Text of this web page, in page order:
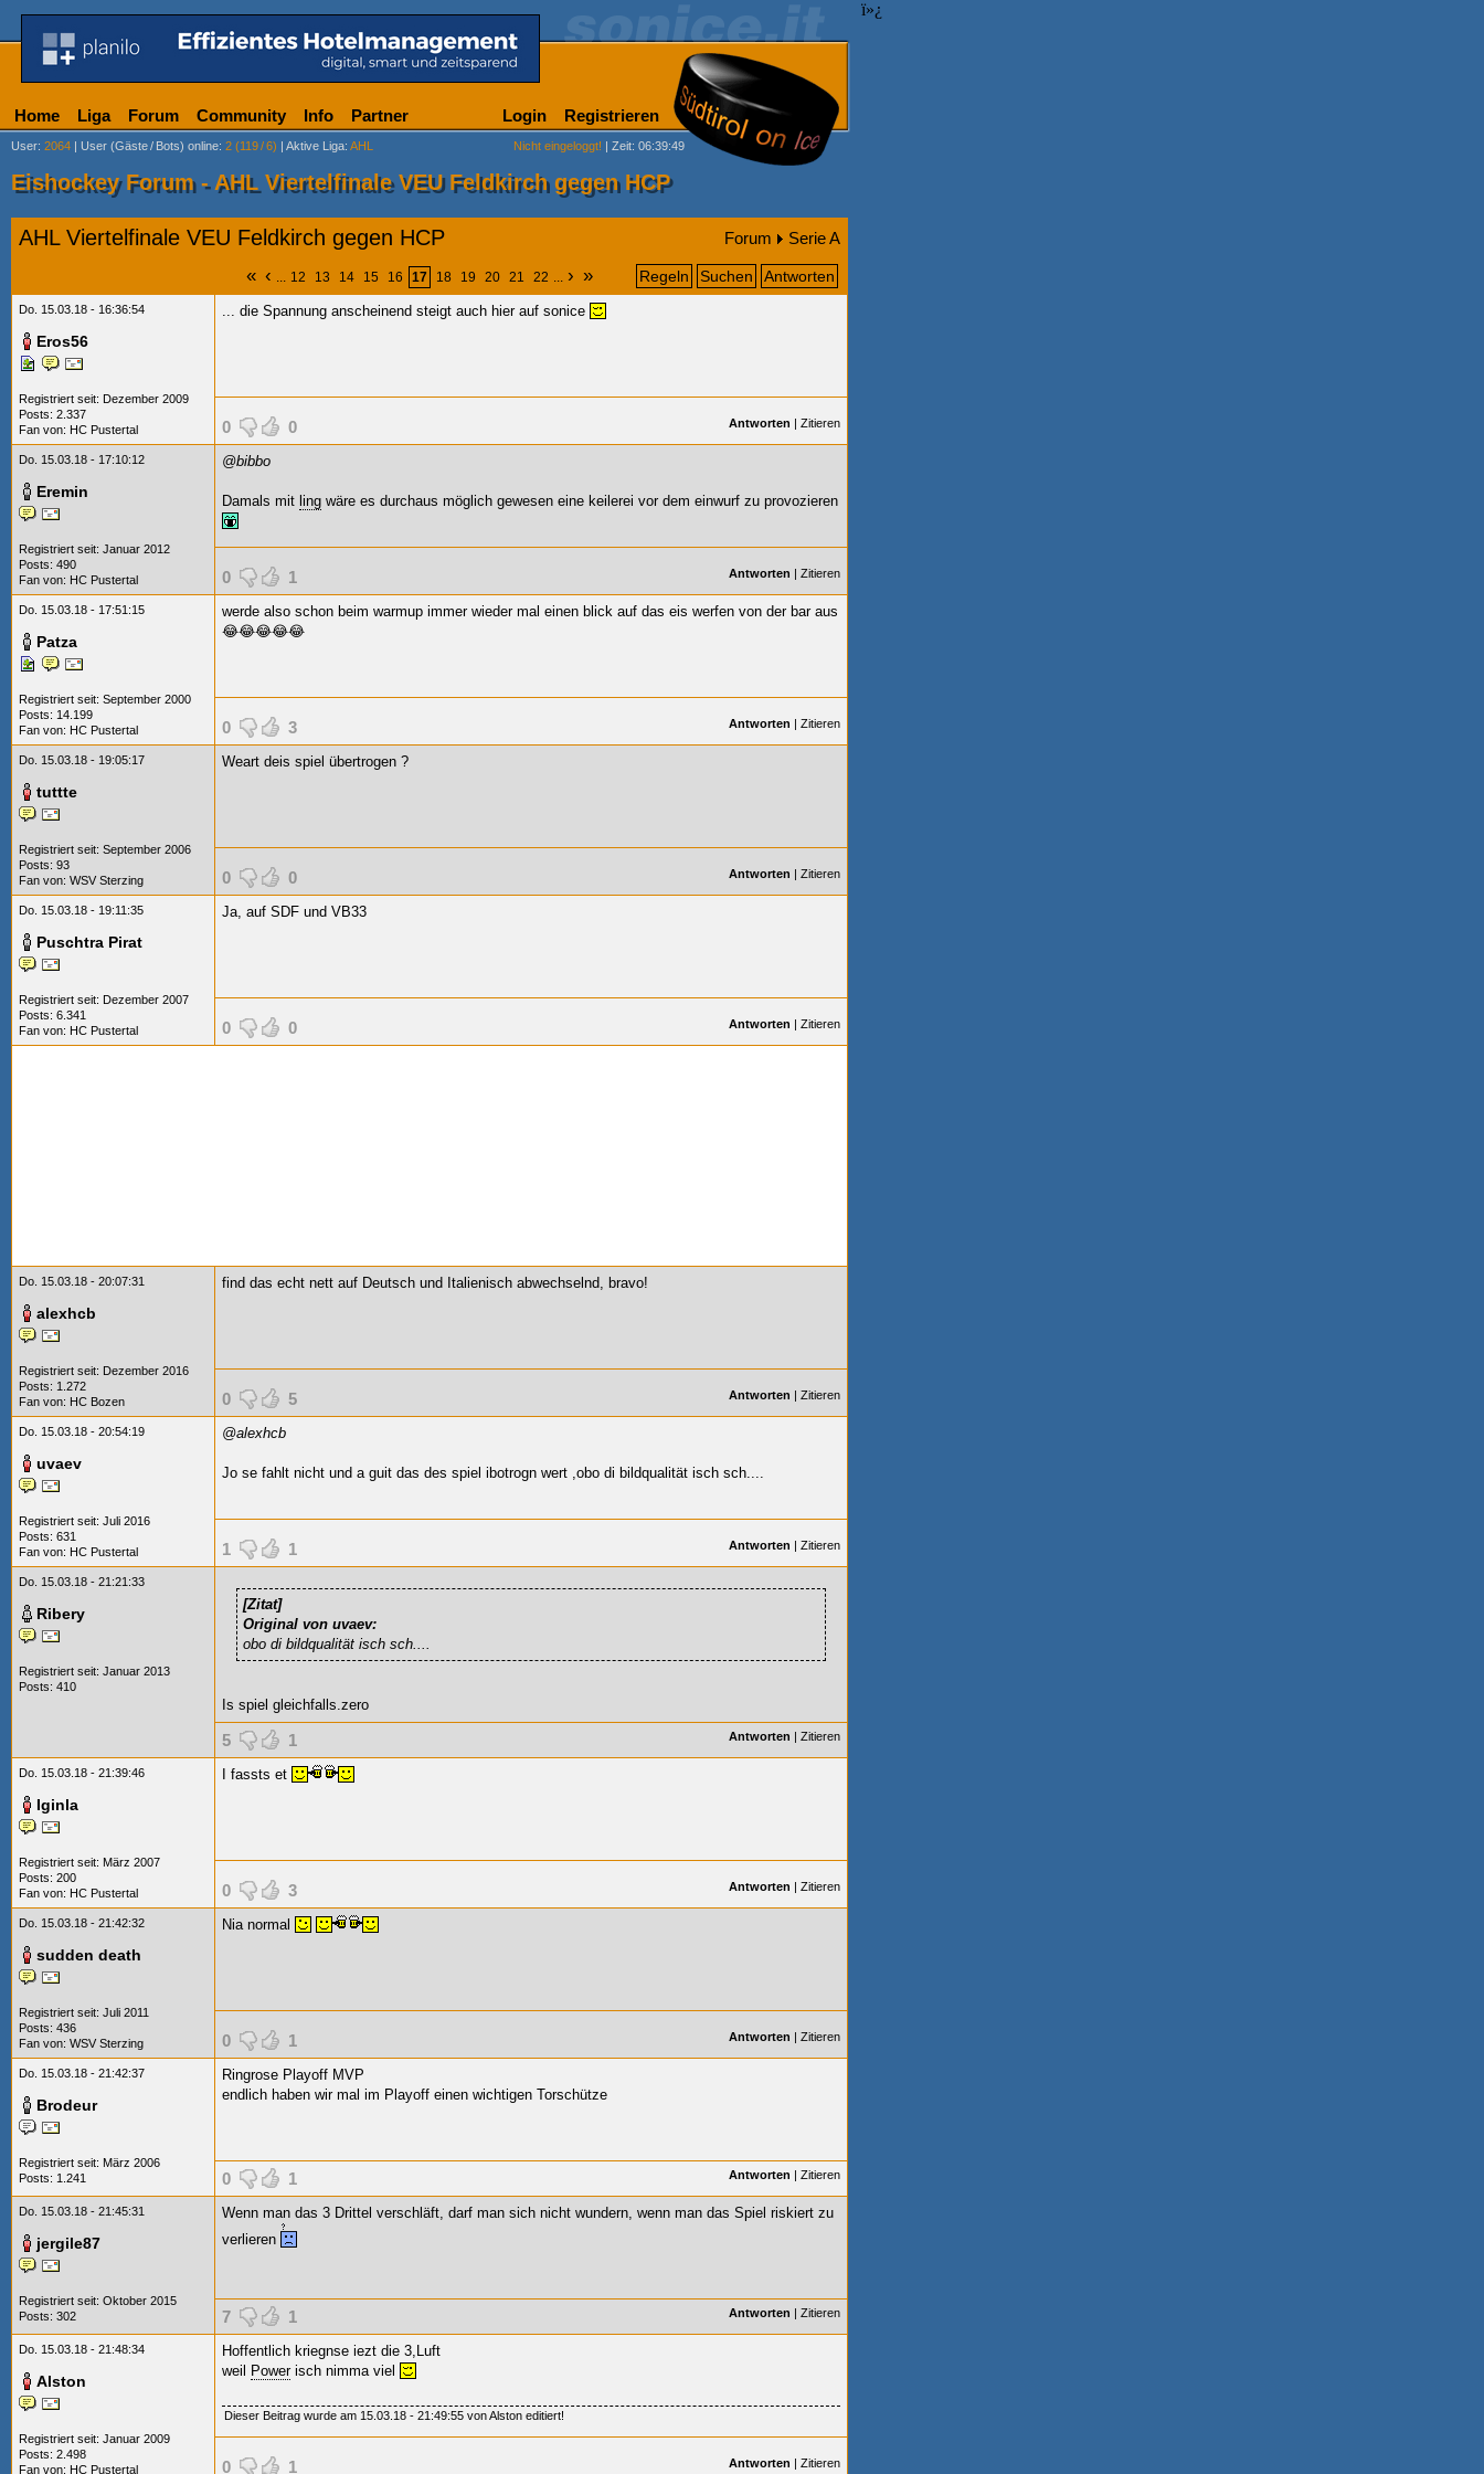
ï»¿
Home Liga Forum Community Info Partner Login Registrieren
User: 2064 | User (Gäste/ Bots) online: 2 (119/6) | Aktive Liga: AHL Nicht eingeloggt! | Zeit: 06:39:49
Eishockey Forum - AHL Viertelfinale VEU Feldkirch gegen HCP
AHL Viertelfinale VEU Feldkirch gegen HCP Forum Serie A
« ‹ ... 12 13 14 15 16 17 18 19 20 21 22 ... › » Regeln Suchen Antworten
Do. 15.03.18 - 16:36:54
Eros56
Registriert seit: Dezember 2009
Posts: 2.337
Fan von: HC Pustertal
... die Spannung anscheinend steigt auch hier auf sonice
0 0 Antworten | Zitieren
Do. 15.03.18 - 17:10:12
Eremin
Registriert seit: Januar 2012
Posts: 490
Fan von: HC Pustertal
@bibbo
Damals mit ling wäre es durchaus möglich gewesen eine keilerei vor dem einwurf zu provozieren
0 1 Antworten | Zitieren
Do. 15.03.18 - 17:51:15
Patza
Registriert seit: September 2000
Posts: 14.199
Fan von: HC Pustertal
werde also schon beim warmup immer wieder mal einen blick auf das eis werfen von der bar aus
😂😂😂😂😂
0 3 Antworten | Zitieren
Do. 15.03.18 - 19:05:17
tuttte
Registriert seit: September 2006
Posts: 93
Fan von: WSV Sterzing
Weart deis spiel übertrogen ?
0 0 Antworten | Zitieren
Do. 15.03.18 - 19:11:35
Puschtra Pirat
Registriert seit: Dezember 2007
Posts: 6.341
Fan von: HC Pustertal
Ja, auf SDF und VB33
0 0 Antworten | Zitieren
Do. 15.03.18 - 20:07:31
alexhcb
Registriert seit: Dezember 2016
Posts: 1.272
Fan von: HC Bozen
find das echt nett auf Deutsch und Italienisch abwechselnd, bravo!
0 5 Antworten | Zitieren
Do. 15.03.18 - 20:54:19
uvaev
Registriert seit: Juli 2016
Posts: 631
Fan von: HC Pustertal
@alexhcb
Jo se fahlt nicht und a guit das des spiel ibotrogn wert ,obo di bildqualität isch sch....
1 1 Antworten | Zitieren
Do. 15.03.18 - 21:21:33
Ribery
Registriert seit: Januar 2013
Posts: 410
[Zitat]
Original von uvaev:
obo di bildqualität isch sch....
Is spiel gleichfalls.zero
5 1 Antworten | Zitieren
Do. 15.03.18 - 21:39:46
Iginla
Registriert seit: März 2007
Posts: 200
Fan von: HC Pustertal
I fassts et
0 3 Antworten | Zitieren
Do. 15.03.18 - 21:42:32
sudden death
Registriert seit: Juli 2011
Posts: 436
Fan von: WSV Sterzing
Nia normal
0 1 Antworten | Zitieren
Do. 15.03.18 - 21:42:37
Brodeur
Registriert seit: März 2006
Posts: 1.241
Ringrose Playoff MVP
endlich haben wir mal im Playoff einen wichtigen Torschütze
0 1 Antworten | Zitieren
Do. 15.03.18 - 21:45:31
jergile87
Registriert seit: Oktober 2015
Posts: 302
Wenn man das 3 Drittel verschläft, darf man sich nicht wundern, wenn man das Spiel riskiert zu
verlieren
7 1 Antworten | Zitieren
Do. 15.03.18 - 21:48:34
Alston
Registriert seit: Januar 2009
Posts: 2.498
Fan von: HC Pustertal
Hoffentlich kriegnse iezt die 3,Luft
weil
Powerisch nimma viel
Dieser Beitrag wurde am 15.03.18 - 21:49:55 von Alston editiert!
0 1 Antworten | Zitieren